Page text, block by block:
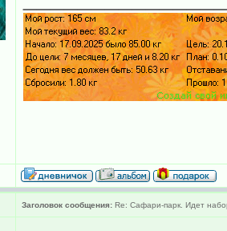
Заголовок сообщения: Re: Сафари-парк. Идет